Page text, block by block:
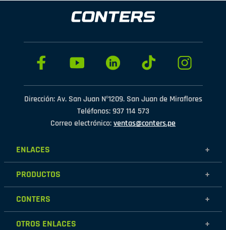
Dirección: Av. San Juan Nº1209. San Juan de Miraflores
Teléfonos: 937 114 573
Correo electrónico:ventas@conters.pe
ENLACES +
Mujer
Hombre
PRODUCTOS +
Calzados
Zapatillas
CONTERS +
Nosotros
Contáctanos
OTROS ENLACES +